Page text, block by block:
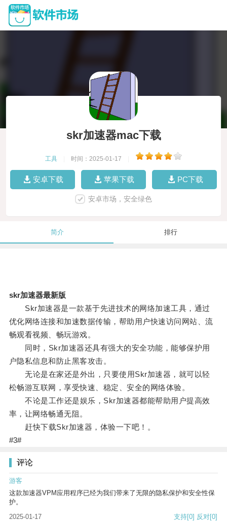
skr加速器mac下载
工具 时间：2025-01-17
安卓下载 苹果下载 PC下载
安卓市场，安全绿色
简介 排行
skr加速器最新版
Skr加速器是一款基于先进技术的网络加速工具，通过
优化网络连接和加速数据传输，帮助用户快速访问网站、流
畅观看视频、畅玩游戏。
同时，Skr加速器还具有强大的安全功能，能够保护用
户隐私信息和防止黑客攻击。
无论是在家还是外出，只要使用Skr加速器，就可以轻
松畅游互联网，享受快速、稳定、安全的网络体验。
不论是工作还是娱乐，Skr加速器都能帮助用户提高效
率，让网络畅通无阻。
赶快下载Skr加速器，体验一下吧！。
#3#
评论
游客
这款加速器VPM应用程序已经为我们带来了无限的隐私保护和安全性保
护。
2025-01-17
支持[0] 反对[0]